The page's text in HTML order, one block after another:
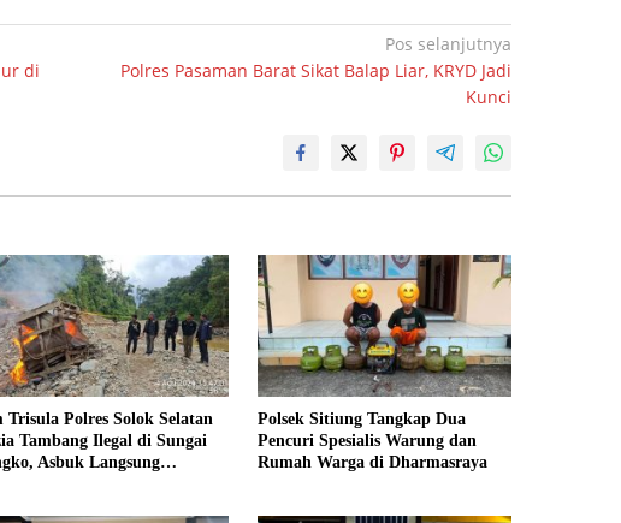
di
Pos selanjutnya
Polres Pasaman Barat Sikat Balap Liar, KRYD Jadi
Kunci
Trisula Polres Solok Selatan
Tambang Ilegal di Sungai
Asbuk Langsung
Polsek Sitiung Tangkap Dua
Pencuri Spesialis Warung dan
Rumah Warga di Dharmasraya